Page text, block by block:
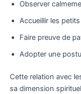
Observer
Accueillir les
Faire preuve de
Adopter une
Cette relation avec
sa dimension